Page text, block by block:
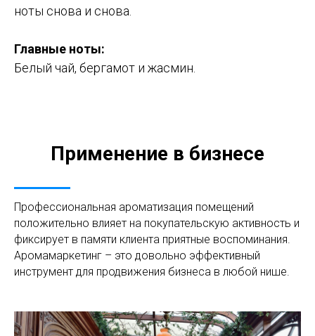
ноты снова и снова.
Главные ноты:
Белый чай, бергамот и жасмин.
Применение в бизнесе
Профессиональная ароматизация помещений
положительно влияет на покупательскую активность и
фиксирует в памяти клиента приятные воспоминания.
Аромамаркетинг – это довольно эффективный
инструмент для продвижения бизнеса в любой нише.